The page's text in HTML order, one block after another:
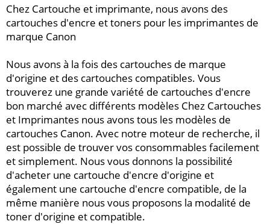
Chez Cartouche et imprimante, nous avons des
cartouches d'encre et toners pour les imprimantes de
marque Canon
Nous avons à la fois des cartouches de marque
d'origine et des cartouches compatibles. Vous
trouverez une grande variété de cartouches d'encre
bon marché avec différents modèles Chez Cartouches
et Imprimantes nous avons tous les modèles de
cartouches Canon. Avec notre moteur de recherche, il
est possible de trouver vos consommables facilement
et simplement. Nous vous donnons la possibilité
d'acheter une cartouche d'encre d'origine et
également une cartouche d'encre compatible, de la
même manière nous vous proposons la modalité de
toner d'origine et compatible.